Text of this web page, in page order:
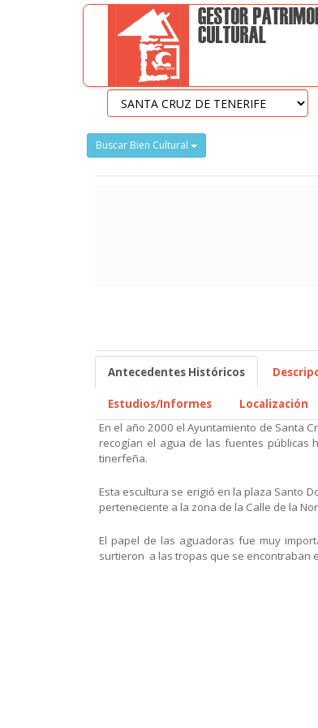
Buscar Bien Cultural
Antecedentes Históricos
Estudios/Informes
Localización
En el año 2000 el Ayuntamiento de Santa
recogían el agua de las fuentes públicas
tinerfeña.
Esta escultura se erigió en la plaza Santo
perteneciente a la zona de la Calle de la
El papel de las aguadoras fue muy
surtieron a las tropas que se encontraban